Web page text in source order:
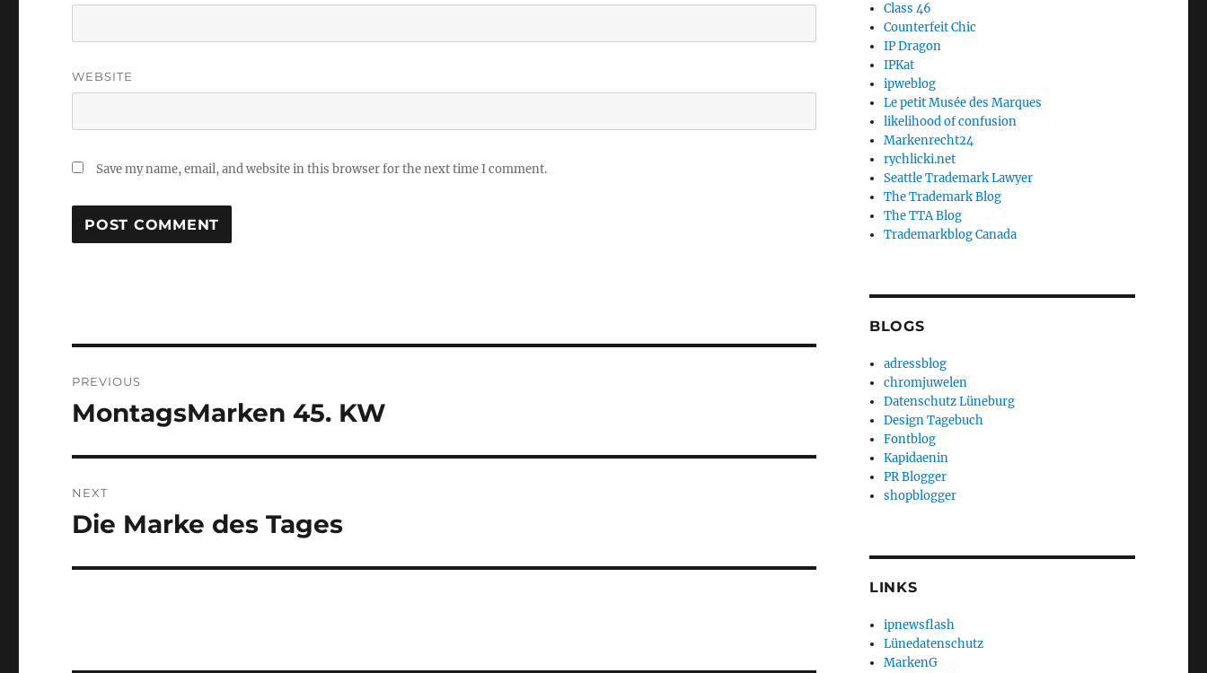
WEBSITE
Save my name, email, and website in this browser for the next time I comment.
navigation
PREVIOUS
Previous
MontagsMarken 45. KW
NEXT
Next
Die Marke des Tages
Class 46
Counterfeit Chic
IP Dragon
IPKat
ipweblog
Le petit Musée des Marques
likelihood of confusion
Markenrecht24
rychlicki.net
Seattle Trademark Lawyer
The Trademark Blog
The TTA Blog
Trademarkblog Canada
BLOGS
adressblog
chromjuwelen
Datenschutz Lüneburg
Design Tagebuch
Fontblog
Kapidaenin
PR Blogger
shopblogger
LINKS
ipnewsflash
Lünedatenschutz
MarkenG